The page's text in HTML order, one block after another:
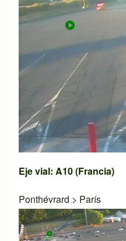
Eje vial: A10 (Francia)
Ponthévrard > París